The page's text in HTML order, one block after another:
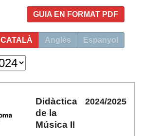
GUIA EN FORMAT PDF
CATALÀ Anglès Espanyol
Didàctica
de la
Música II
2024/2025